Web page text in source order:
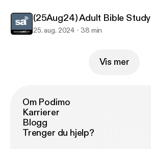
(25Aug24) Adult Bible Study
25. aug. 2024 38 min
Vis mer
Om Podimo
Karrierer
Blogg
Trenger du hjelp?